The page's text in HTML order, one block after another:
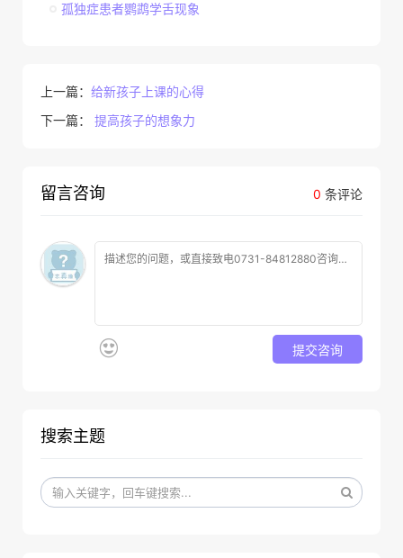
孤独症患者鹦鹉学舌现象
上一篇： 给新孩子上课的心得
下一篇：
提高孩子的想象力
0 条评论
留言咨询
提交咨询
搜索主题